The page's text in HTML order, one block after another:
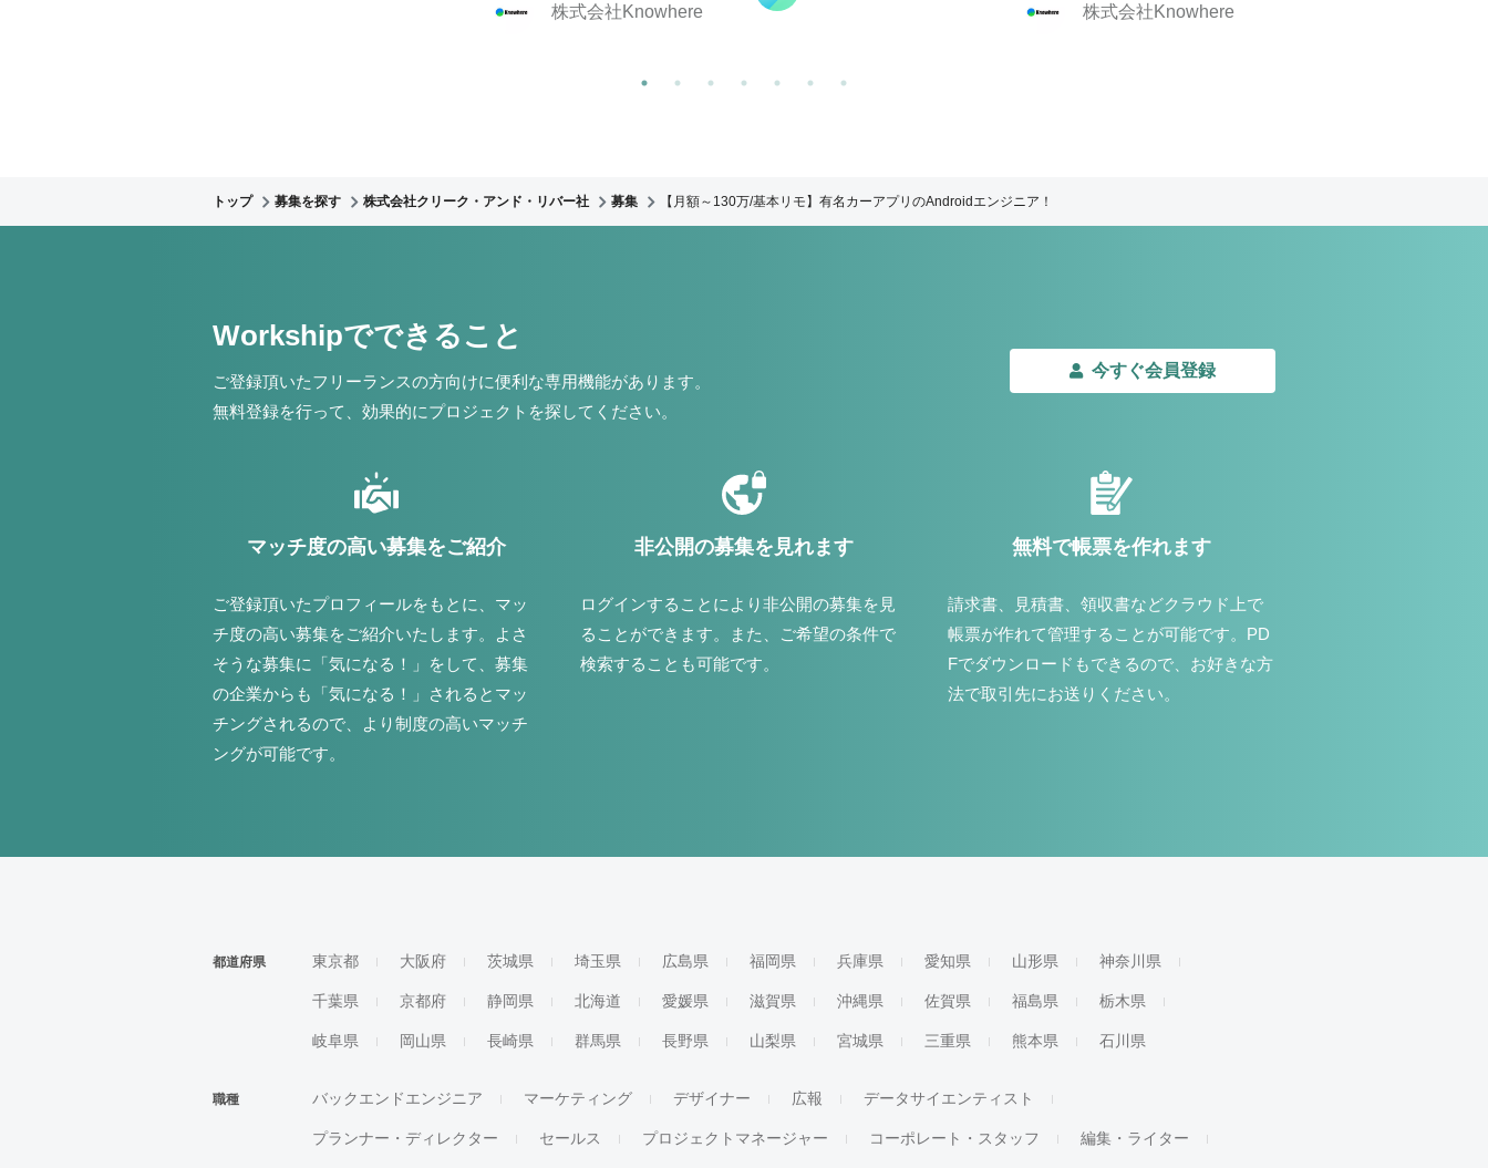
株式会社Knowhere 株式会社Knowhere
トップ 募集を探す 株式会社クリーク・アンド・リバー社 募集 【月額～130万/基本リモ】有名カーアプリのAndroidエンジニア！
Workshipでできること
ご登録頂いたフリーランスの方向けに便利な専用機能があります。
無料登録を行って、効果的にプロジェクトを探してください。
今すぐ会員登録
マッチ度の高い募集をご紹介
ご登録頂いたプロフィールをもとに、マッ
チ度の高い募集をご紹介いたします。よさ
そうな募集に「気になる！」をして、募集
の企業からも「気になる！」されるとマッ
チングされるので、より制度の高いマッチ
ングが可能です。
非公開の募集を見れます
ログインすることにより非公開の募集を見
ることができます。また、ご希望の条件で
検索することも可能です。
無料で帳票を作れます
請求書、見積書、領収書などクラウド上で
帳票が作れて管理することが可能です。PD
Fでダウンロードもできるので、お好きな方
法で取引先にお送りください。
都道府県 東京都 大阪府 茨城県 埼玉県 広島県 福岡県 兵庫県 愛知県 山形県 神奈川県
千葉県 京都府 静岡県 北海道 愛媛県 滋賀県 沖縄県 佐賀県 福島県 栃木県
岐阜県 岡山県 長崎県 群馬県 長野県 山梨県 宮城県 三重県 熊本県 石川県
職種 バックエンドエンジニア マーケティング デザイナー 広報 データサイエンティスト
プランナー・ディレクター セールス プロジェクトマネージャー コーポレート・スタッフ 編集・ライター